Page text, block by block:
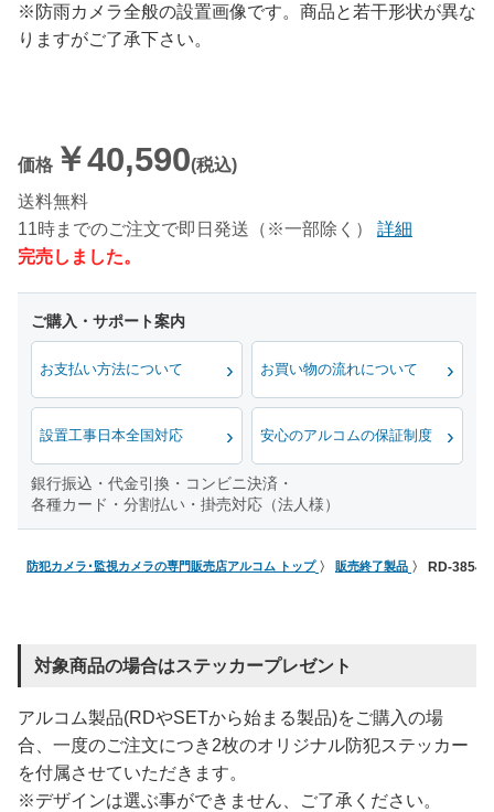
※防雨カメラ全般の設置画像です。商品と若干形状が異な
りますがご了承下さい。
価格 ￥40,590(税込)
送料無料
11時までのご注文で即日発送（※一部除く）
詳細
完売しました。
お支払い方法について お買い物の流れについて
設置工事日本全国対応 安心のアルコムの保証制度
銀行振込・代金引換・コンビニ決済・
各種カード・分割払い・掛売対応（法人様）
防犯カメラ･監視カメラの専門販売店アルコム トップ 販売終了製品 RD-3854
対象商品の場合はステッカープレゼント
アルコム製品(RDやSETから始まる製品)をご購入の場
合、一度のご注文につき2枚のオリジナル防犯ステッカー
を付属させていただきます。
※デザインは選ぶ事ができません、ご了承ください。